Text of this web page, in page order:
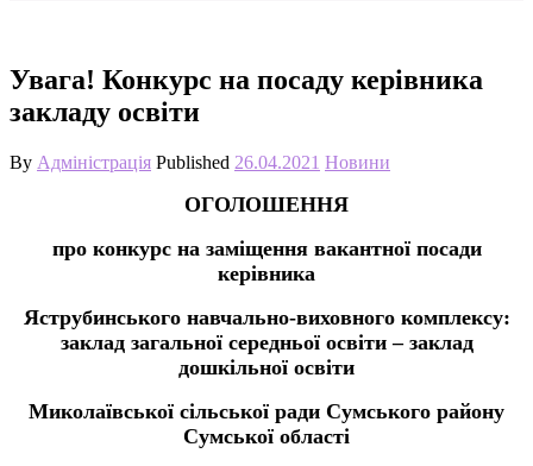
Увага! Конкурс на посаду керівника
закладу освіти
By Адміністрація Published 26.04.2021 Новини
ОГОЛОШЕННЯ
про конкурс на заміщення вакантної посади
керівника
Яструбинського навчально-виховного комплексу:
заклад загальної середньої освіти – заклад
дошкільної освіти
Миколаївської сільської ради Сумського району
Сумської області